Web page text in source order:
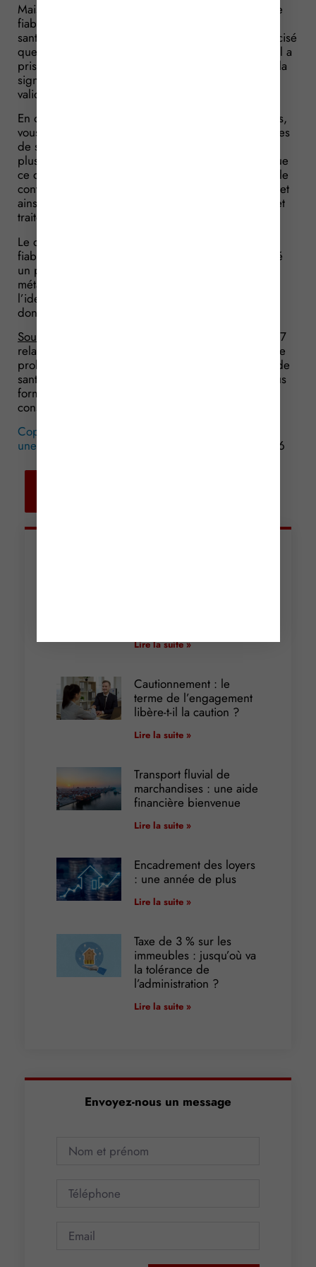
Mais s’agissant des conditions de reconnaissance de
fiabilité des copies numériques d’un document de
santé, la Loi est un peu plus précise. Il est ainsi précisé
que la signature apposée par le patient signifie qu’il a
pris acte du contenu et, le cas échéant, y consent ; la
signature du professionnel de santé a pour effet de
valider le contenu du document.
En outre, il est précisé qu’à la demande des patients,
vous pouvez centraliser sur un document les données
de santé à caractère personnel contenues dans
plusieurs documents numériques existants. Il faut que
ce document centralisateur ne modifie ni le sens ni le
contenu des données et respecte le secret médical et
ainsi que la confidentialité des données collectées et
traitées.
Le document centralisateur ainsi créé est présumé
fiable jusqu’à preuve du contraire lorsqu’a été utilisé
un procédé de production permettant d’insérer les
métadonnées nécessaires à la garantie de
l’identification de l’émetteur et de l’intégrité des
données ainsi matérialisées.
Source :
Ordonnance n° 2017-29 du 12 janvier 2017
relative aux conditions de reconnaissance de la force
probante des documents comportant des données de
santé à caractère personnel créés ou reproduits sous
forme numérique et de destruction des documents
conservés sous une autre forme que numérique
Copies numériques de documents de santé : ont-ils
une valeur juridique ?
© Copyright WebLex – 2016
Lire la suite »
Cautionnement : le
terme de l’engagement
libère-t-il la caution ?
Lire la suite »
Transport fluvial de
marchandises : une aide
financière bienvenue
Lire la suite »
Encadrement des loyers
: une année de plus
Lire la suite »
Taxe de 3 % sur les
immeubles : jusqu’où va
la tolérance de
l’administration ?
Lire la suite »
Envoyez-nous un message